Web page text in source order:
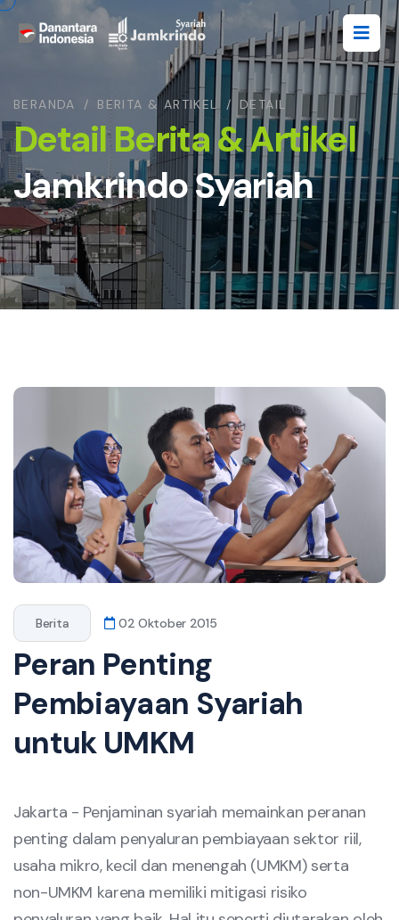
BERANDA / BERITA & ARTIKEL / DETAIL
Detail Berita & Artikel
Jamkrindo Syariah
Berita 02 Oktober 2015
Peran Penting
Pembiayaan Syariah
untuk UMKM
Jakarta - Penjaminan syariah memainkan peranan
penting dalam penyaluran pembiayaan sektor riil,
usaha mikro, kecil dan menengah (UMKM) serta
non-UMKM karena memiliki mitigasi risiko